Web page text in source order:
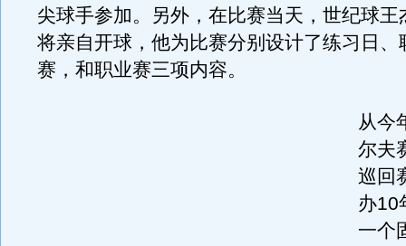
尖球手参加。另外，在比赛当天，世纪球王
将亲自开球，他为比赛分别设计了练习日、
赛，和职业赛三项内容。
从今
尔夫
巡回
办10
一个